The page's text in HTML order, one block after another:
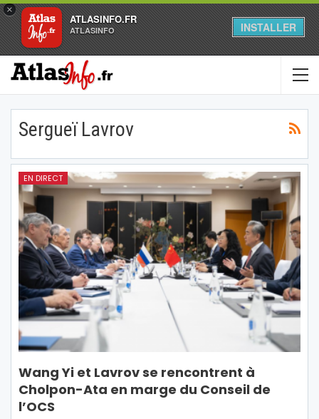
×
ATLASINFO.FR
ATLASINFO INSTALLER
Sergueï Lavrov
EN DIRECT
Wang Yi et Lavrov se rencontrent à
Cholpon-Ata en marge du Conseil de
l’OCS